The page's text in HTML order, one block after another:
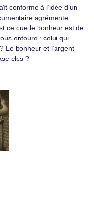
conforme à l’idée d’un
agrémente
ce que le bonheur est de
entoure : celui qui
Le bonheur et l’argent
clos ?